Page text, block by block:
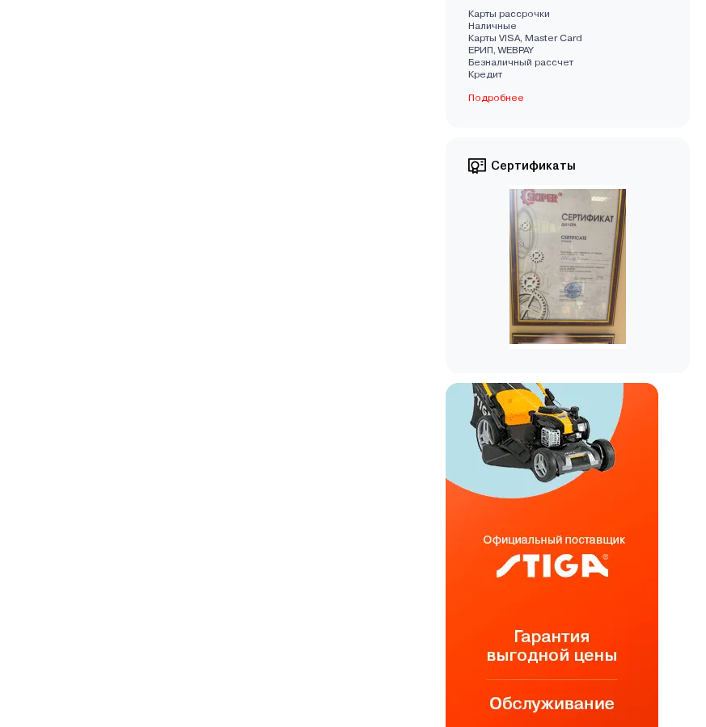
Карты рассрочки
Наличные
Карты VISA, Master Card
EРИП, WEBPAY
Безналичный рассчет
Кредит
Подробнее
Сертификаты